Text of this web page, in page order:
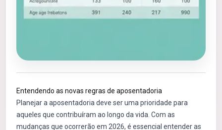
Entendendo as novas regras de aposentadoria
Planejar a aposentadoria deve ser uma prioridade para
aqueles que contribuíram ao longo da vida. Com as
mudanças que ocorrerão em 2026, é essencial entender as